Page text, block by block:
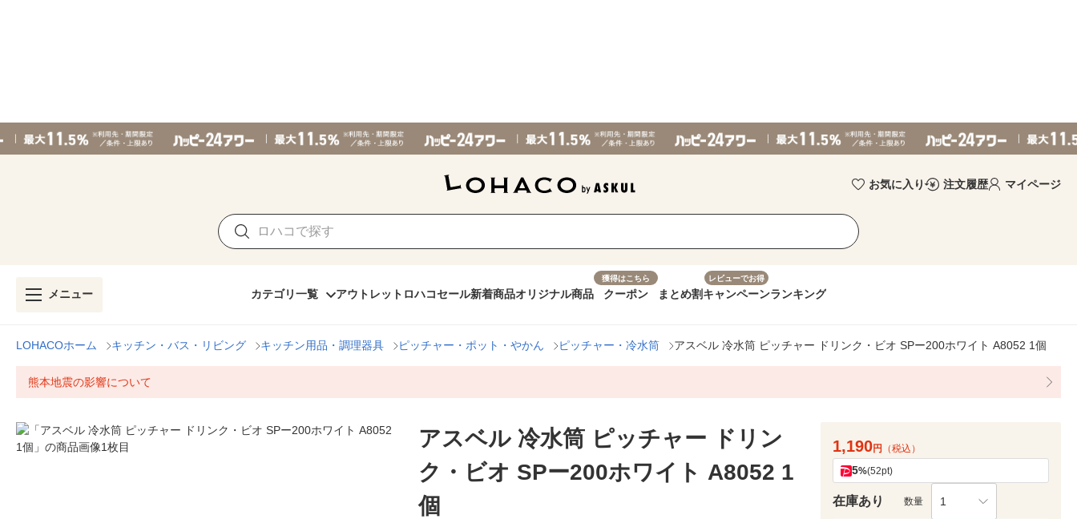
お気に入り 注文履歴 マイページ
メニュー カテゴリ一覧 アウトレット ロハコセール新着商品オリジナル商品
獲得はこちら
クーポン まとめ割
レビューでお得
キャンペーンランキング
LOHACOホーム キッチン・バス・リビング キッチン用品・調理器具 ピッチャー・ポット・やかん ピッチャー・冷水筒 アスベル 冷水筒 ピッチャー ドリンク・ビオ SPー200ホワイト A8052 1個
熊本地震の影響について
アスベル 冷水筒 ピッチャー ドリン
ク・ビオ SPー200ホワイト A8052 1
個
1,190円 （税込）
5%(52pt)
在庫あり 数量 1